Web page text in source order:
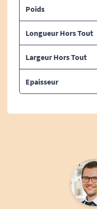
Poids
Longueur Hors Tout
Largeur Hors Tout
Epaisseur